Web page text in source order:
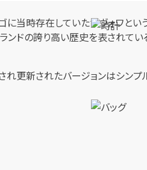
に当時存在していたサヴォワと
ドの誇り高い歴史を表されてい
れ更新されたバージョンはシンプ